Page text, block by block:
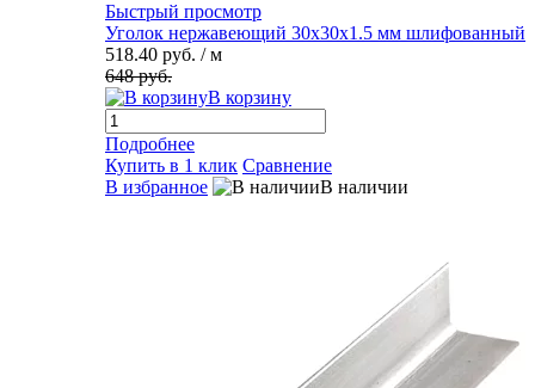
Быстрый просмотр
Уголок нержавеющий 30х30х1.5 мм шлифованный
518.40 руб. / м
648 руб.
В корзину
Подробнее
Купить в 1 клик Сравнение
В избранное
В наличии